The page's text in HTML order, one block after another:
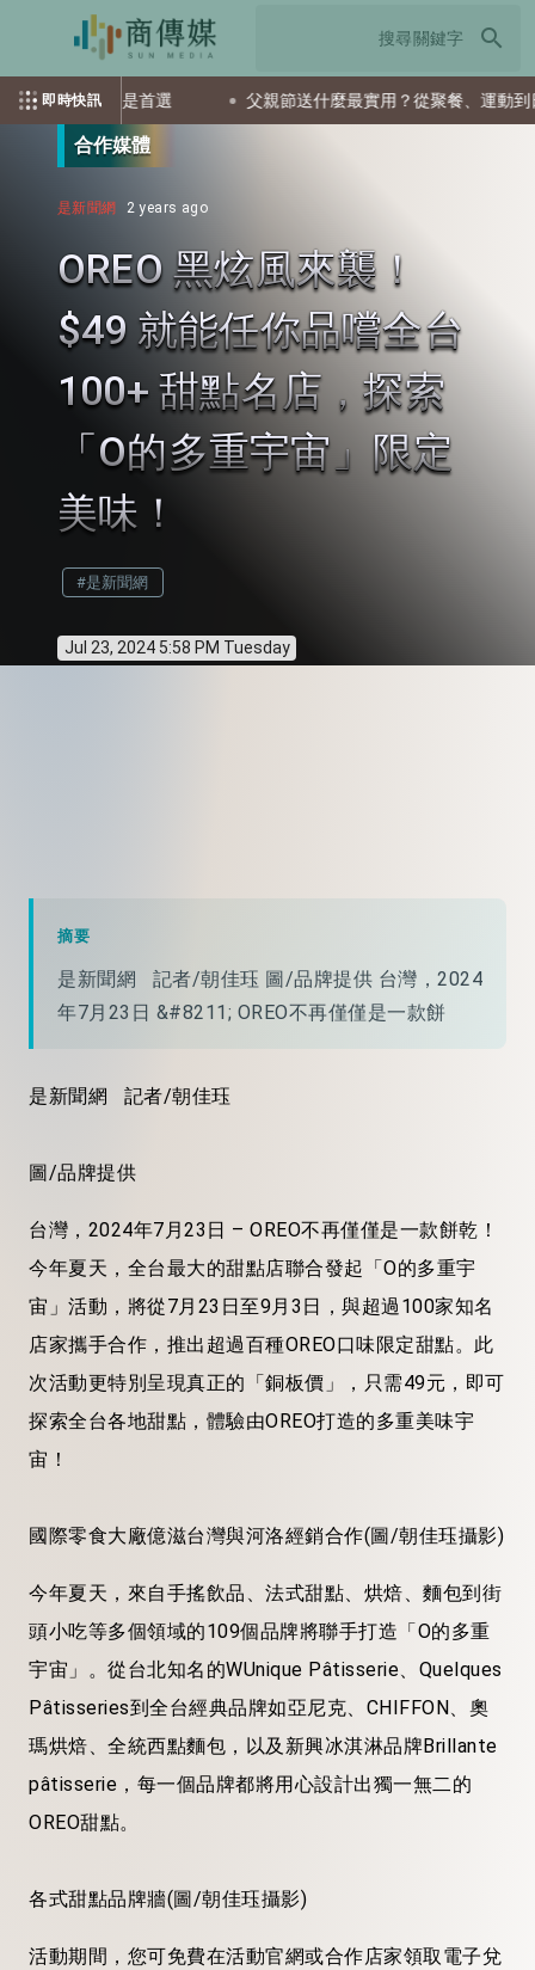
search
即時快訊
ETF會是首選 父親節送什麼最實用？從聚餐、運動到日常
合作媒體
是新聞網 2 years ago
OREO 黑炫風來襲！
$49 就能任你品嚐全台
100+ 甜點名店，探索
「O的多重宇宙」限定
美味！
#是新聞網
Jul 23, 2024 5:58 PM Tuesday
摘要
是新聞網 記者/朝佳珏 圖/品牌提供 台灣，2024
年7月23日 &#8211; OREO不再僅僅是一款餅
是新聞網 記者/朝佳珏
圖/品牌提供
台灣，2024年7月23日 – OREO不再僅僅是一款餅乾！
今年夏天，全台最大的甜點店聯合發起「O的多重宇
宙」活動，將從7月23日至9月3日，與超過100家知名
店家攜手合作，推出超過百種OREO口味限定甜點。此
次活動更特別呈現真正的「銅板價」，只需49元，即可
探索全台各地甜點，體驗由OREO打造的多重美味宇
宙！
國際零食大廠億滋台灣與河洛經銷合作(圖/朝佳珏攝影)
今年夏天，來自手搖飲品、法式甜點、烘焙、麵包到街
頭小吃等多個領域的109個品牌將聯手打造「O的多重
宇宙」。從台北知名的WUnique Pâtisserie、Quelques
Pâtisseries到全台經典品牌如亞尼克、CHIFFON、奧
瑪烘焙、全統西點麵包，以及新興冰淇淋品牌Brillante
pâtisserie，每一個品牌都將用心設計出獨一無二的
OREO甜點。
各式甜點品牌牆(圖/朝佳珏攝影)
活動期間，您可免費在活動官網或合作店家領取電子兌